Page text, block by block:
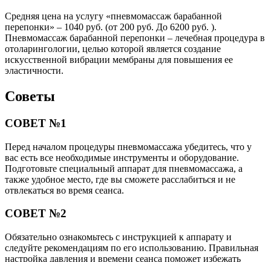
Средняя цена на услугу «пневмомассаж барабанной
перепонки» – 1040 руб. (от 200 руб. До 6200 руб. ).
Пневмомассаж барабанной перепонки – лечебная процедура в
отоларингологии, целью которой является создание
искусственной вибрации мембраны для повышения ее
эластичности.
Советы
СОВЕТ №1
Перед началом процедуры пневмомассажа убедитесь, что у
вас есть все необходимые инструменты и оборудование.
Подготовьте специальный аппарат для пневмомассажа, а
также удобное место, где вы сможете расслабиться и не
отвлекаться во время сеанса.
СОВЕТ №2
Обязательно ознакомьтесь с инструкцией к аппарату и
следуйте рекомендациям по его использованию. Правильная
настройка давления и времени сеанса поможет избежать